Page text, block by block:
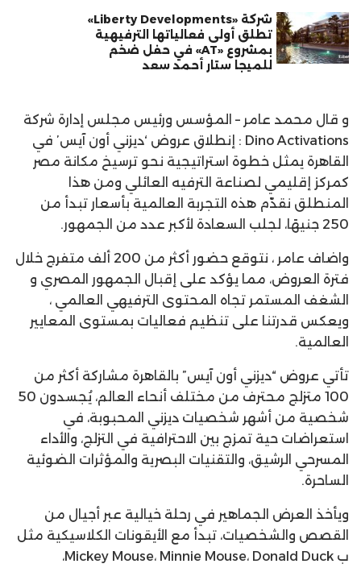
شركة «Liberty Developments»
تطلق أولى فعالياتها الترفيهية
بمشروع «AT» في حفل ضخم
للميجا ستار أحمد سعد
و قال محمد عامر – المؤسس ورئيس مجلس إدارة شركة
Dino Activations : إنطلاق عروض ‘ديزني أون آيس’ في
القاهرة يمثل خطوة استراتيجية نحو ترسيخ مكانة مصر
كمركز إقليمي لصناعة الترفيه العائلي ومن هذا
المنطلق نقدّم هذه التجربة العالمية بأسعار تبدأ من
250 جنيهًا، لجلب السعادة لأكبر عدد من الجمهور.
واضاف عامر ، نتوقع حضور أكثر من 200 ألف متفرج خلال
فترة العروض، مما يؤكد على إقبال الجمهور المصري و
الشغف المستمر تجاه المحتوى الترفيهي العالمي ،
ويعكس قدرتنا على تنظيم فعاليات بمستوى المعايير
العالمية.
تأتي عروض “ديزني أون آيس” بالقاهرة مشاركة أكثر من
100 متزلج محترف من مختلف أنحاء العالم، يُجسدون 50
شخصية من أشهر شخصيات ديزني المحبوبة، في
استعراضات حية تمزج بين الاحترافية في التزلج، والأداء
المسرحي الرشيق، والتقنيات البصرية والمؤثرات الضوئية
الساحرة.
ويأخذ العرض الجماهير في رحلة خيالية عبر أجيال من
القصص والشخصيات، تبدأ مع الأيقونات الكلاسيكية مثل
ب Mickey Mouse، Minnie Mouse، Donald Duck،